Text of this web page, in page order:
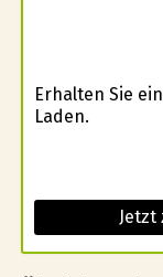
Erhalten Sie
Laden.
Jetzt